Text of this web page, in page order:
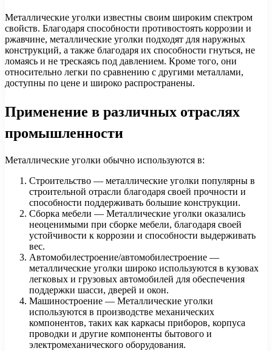
Металлические уголки известны своим широким спектром
свойств. Благодаря способности противостоять коррозии и
ржавчине, металлические уголки подходят для наружных
конструкций, а также благодаря их способности гнуться, не
ломаясь и не трескаясь под давлением. Кроме того, они
относительно легки по сравнению с другими металлами,
доступны по цене и широко распространены.
Применение в различных отраслях
промышленности
Металлические уголки обычно используются в:
Строительство — металлические уголки популярны в
строительной отрасли благодаря своей прочности и
способности поддерживать большие конструкции.
Сборка мебели — Металлические уголки оказались
неоценимыми при сборке мебели, благодаря своей
устойчивости к коррозии и способности выдерживать
вес.
Автомобилестроение/автомобилестроение —
металлические уголки широко используются в кузовах
легковых и грузовых автомобилей для обеспечения
поддержки шасси, дверей и окон.
Машиностроение — Металлические уголки
используются в производстве механических
компонентов, таких как каркасы приборов, корпуса
проводки и другие компоненты бытового и
электромеханического оборудования.